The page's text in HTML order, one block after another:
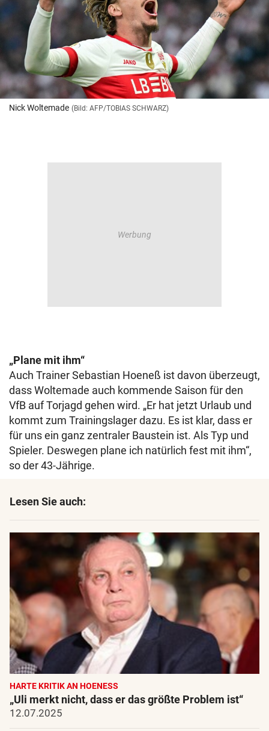
Nick Woltemade (Bild: AFP/TOBIAS SCHWARZ)
„Plane mit ihm“
Auch Trainer Sebastian Hoeneß ist davon überzeugt,
dass Woltemade auch kommende Saison für den
VfB auf Torjagd gehen wird. „Er hat jetzt Urlaub und
kommt zum Trainingslager dazu. Es ist klar, dass er
für uns ein ganz zentraler Baustein ist. Als Typ und
Spieler. Deswegen plane ich natürlich fest mit ihm“,
so der 43-Jährige.
Lesen Sie auch:
HARTE KRITIK AN HOENESS
„Uli merkt nicht, dass er das größte Problem ist“
12.07.2025